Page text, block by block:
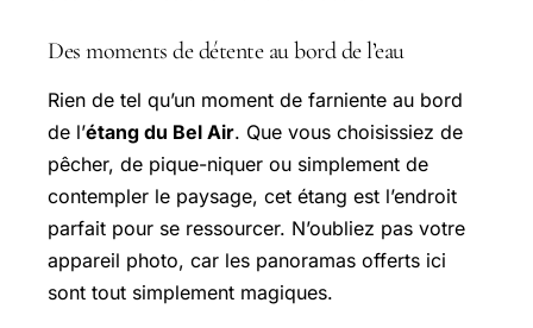
Des moments de détente au bord de l’eau
Rien de tel qu’un moment de farniente au bord
de l’étang du Bel Air. Que vous choisissiez de
pêcher, de pique-niquer ou simplement de
contempler le paysage, cet étang est l’endroit
parfait pour se ressourcer. N’oubliez pas votre
appareil photo, car les panoramas offerts ici
sont tout simplement magiques.